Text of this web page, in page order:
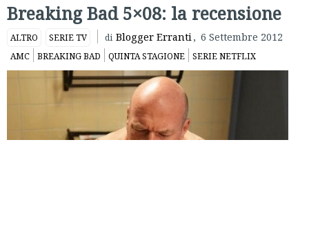
Breaking Bad 5×08: la recensione
ALTRO SERIE TV di Blogger Erranti , 6 Settembre 2012
AMC BREAKING BAD QUINTA STAGIONE SERIE NETFLIX